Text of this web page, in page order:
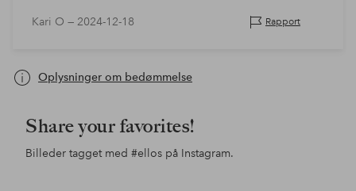
Kari O — 2024-12-18 Rapport
Oplysninger om bedømmelse
Share your favorites!
Billeder tagget med #ellos på Instagram.